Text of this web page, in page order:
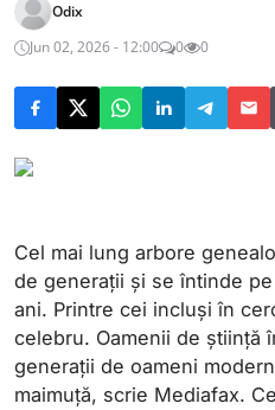
Odix
Jun 02, 2026 - 12:00
0 0
Cel mai lung arbore
de generații și se întinde
ani. Printre cei incluși în
celebru. Oamenii de știință
generații de oameni
maimuță, scrie Mediafax.